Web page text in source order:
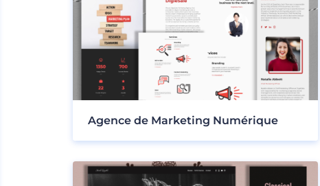
Agence de Marketing Numérique